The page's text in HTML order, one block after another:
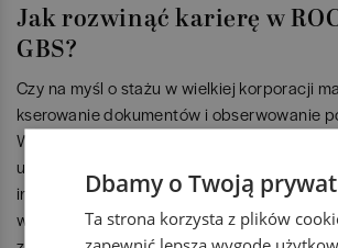
Jak rozwinąć karierę w
GBS?
Czy na myśl o stażu w wielkiej korporacji
kserowanie dokumentów i obserwowanie
W ROCKWOOL GBS w Poznaniu od 2016
udowadniamy, że początek kariery może
inaczej. Z zespołem ponad 800
w którym staż nie jest tylko wpisem do CV,
Dbamy o Twoją
Ta strona korzysta z plików